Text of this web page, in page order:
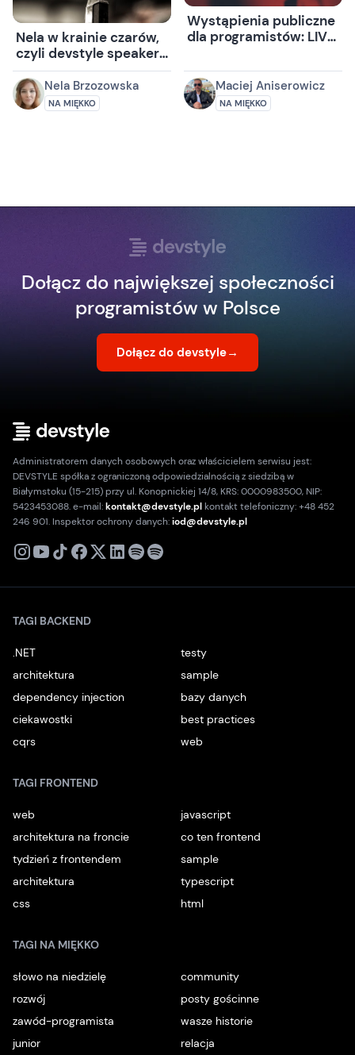
Nela w krainie czarów,
czyli devstyle speakers
2018
Nela Brzozowska
NA MIĘKKO
Wystąpienia publiczne
dla programistów: LIVE
speakers]
Maciej Aniserowicz
NA MIĘKKO
Dołącz do największej społeczności
programistów w Polsce
Dołącz do devstyle→
Administratorem danych osobowych oraz właścicielem serwisu jest:
DEVSTYLE spółka z ograniczoną odpowiedzialnością z siedzibą w
Białymstoku (15-215) przy ul. Konopnickiej 14/8, KRS: 0000983500, NIP:
5423453088. e-mail:kontakt@devstyle.plkontakt telefoniczny: +48 452
246 901. Inspektor ochrony danych:iod@devstyle.pl
X
TAGI BACKEND
.NET
testy
architektura
sample
dependency injection
bazy danych
ciekawostki
best practices
cqrs
web
TAGI FRONTEND
web
javascript
architektura na froncie
co ten frontend
tydzień z frontendem
sample
architektura
typescript
css
html
TAGI NA MIĘKKO
słowo na niedzielę
community
rozwój
posty gościnne
zawód-programista
wasze historie
junior
relacja